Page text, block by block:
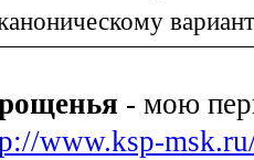
- мою
www.ksp-